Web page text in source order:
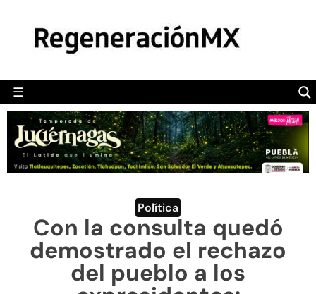
☰
POLÍTICA
CAMALEÓN
OPINIÓN
DEPORTES
ENGLISH SECTION
VIDEOS
Política
Con la consulta quedó
demostrado el rechazo
del pueblo a los